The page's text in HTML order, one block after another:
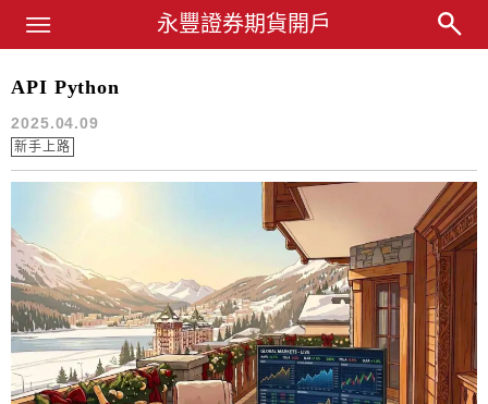
永豐業務經理杜昭逸Blog
永豐證券期貨開戶
Main Menu
multichart
API Python
2025.04.09
新手上路